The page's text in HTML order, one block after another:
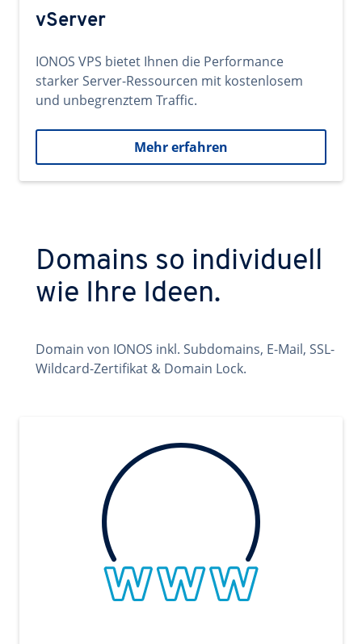
vServer
IONOS VPS bietet Ihnen die Performance
starker Server-Ressourcen mit kostenlosem
und unbegrenztem Traffic.
Mehr erfahren
Domains so individuell
wie Ihre Ideen.
Domain von IONOS inkl. Subdomains, E-Mail, SSL-
Wildcard-Zertifikat & Domain Lock.